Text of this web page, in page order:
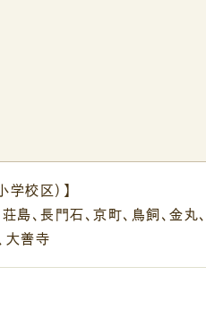
学校区）】
荘島、長門石、京町、鳥飼、金
大善寺